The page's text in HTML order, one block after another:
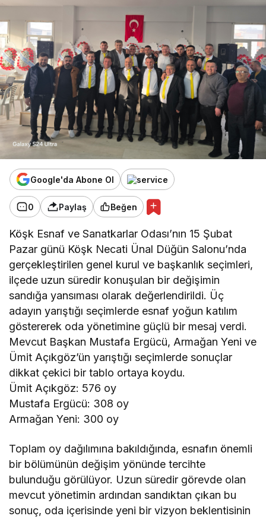
Google'da Abone Ol
0 Paylaş Beğen
Köşk Esnaf ve Sanatkarlar Odası’nın 15 Şubat
Pazar günü Köşk Necati Ünal Düğün Salonu’nda
gerçekleştirilen genel kurul ve başkanlık seçimleri,
ilçede uzun süredir konuşulan bir değişimin
sandığa yansıması olarak değerlendirildi. Üç
adayın yarıştığı seçimlerde esnaf yoğun katılım
göstererek oda yönetimine güçlü bir mesaj verdi.
Mevcut Başkan Mustafa Ergücü, Armağan Yeni ve
Ümit Açıkgöz’ün yarıştığı seçimlerde sonuçlar
dikkat çekici bir tablo ortaya koydu.
Ümit Açıkgöz: 576 oy
Mustafa Ergücü: 308 oy
Armağan Yeni: 300 oy
Toplam oy dağılımına bakıldığında, esnafın önemli
bir bölümünün değişim yönünde tercihte
bulunduğu görülüyor. Uzun süredir görevde olan
mevcut yönetimin ardından sandıktan çıkan bu
sonuç, oda içerisinde yeni bir vizyon beklentisinin